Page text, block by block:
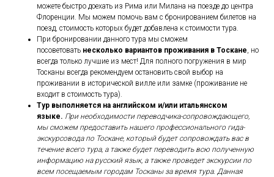
можете быстро доехать из Рима или Милана на поезде до центра
Флоренции. Мы можем помочь вам с бронированием билетов на
поезд, стоимость которых будет добавлена к стоимости тура.
При бронировании данного тура мы сможем
посоветовать несколько вариантов проживания в Тоскане, но
всегда только лучшие из мест! Для полного погружения в мир
Тосканы всегда рекомендуем остановить свой выбор на
проживании в исторической вилле или замке (проживание не
входит в стоимость тура).
Тур выполняется на английском и/или итальянском
языке. При необходимости переводчика-сопровождающего,
мы сможем предоставить нашего профессионального гида-
экскурсовода по Тоскане, который будет сопровождать вас в
течение всего тура, а также будет переводить всю полученную
информацию на русский язык, а также проведет экскурсии по
всем посещаемым городам Тосканы за время тура. Данная